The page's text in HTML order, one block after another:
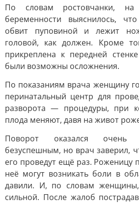
По словам ростовчанки,
беременности выяснилось,
обвит пуповиной и лежит
головой, как должен. Кроме
прикреплена к передней
были возможны осложнения.
По показаниям врача женщину
перинатальный центр для
разворота — процедуры, при
плода меняют, давя на живот
Поворот оказался очень
безуспешным, но врач заверил,
его проведут ещё раз. Роженицу
неё могут возникать боли в
давили. И, по словам
сильной. После жалоб